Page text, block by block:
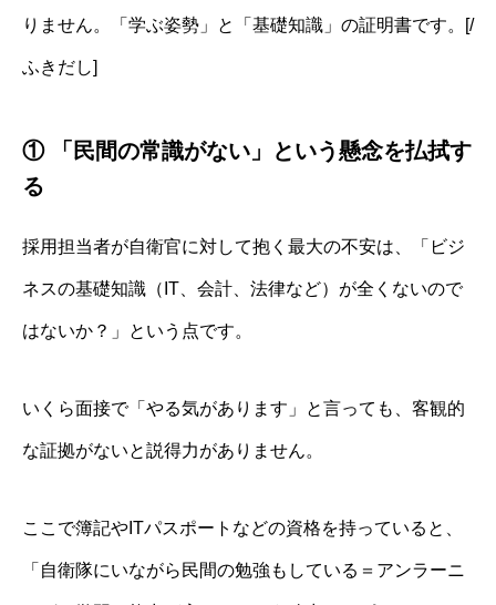
りません。「学ぶ姿勢」と「基礎知識」の証明書です。[/
ふきだし]
① 「民間の常識がない」という懸念を払拭す
る
採用担当者が自衛官に対して抱く最大の不安は、「ビジ
ネスの基礎知識（IT、会計、法律など）が全くないので
はないか？」という点です。
いくら面接で「やる気があります」と言っても、客観的
な証拠がないと説得力がありません。
ここで簿記やITパスポートなどの資格を持っていると、
「自衛隊にいながら民間の勉強もしている＝アンラーニ